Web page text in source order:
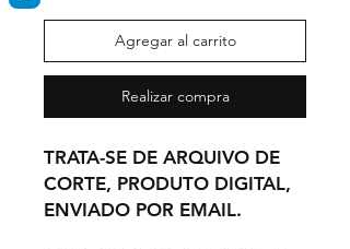
Agregar al carrito
Realizar compra
TRATA-SE DE ARQUIVO DE
CORTE, PRODUTO DIGITAL,
ENVIADO POR EMAIL.